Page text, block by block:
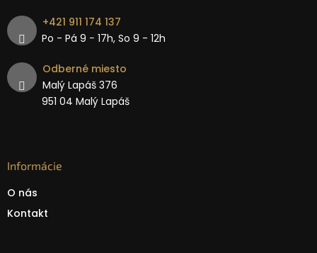
+421 911 174 137
Po - Pá 9 − 17h, So 9 - 12h
Odberné miesto
Malý Lapáš 376
951 04 Malý Lapáš
Informácie
O nás
Kontakt